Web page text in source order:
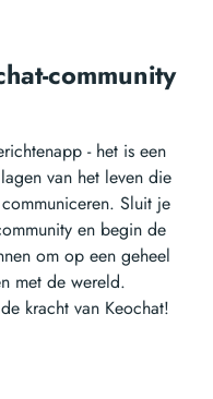
community
- het is een
van het leven die
Sluit je
en begin de
om op een geheel
met de wereld.
kracht van Keochat!